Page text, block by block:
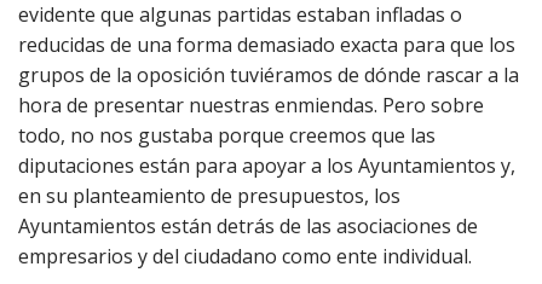
evidente que algunas partidas estaban infladas o
reducidas de una forma demasiado exacta para que los
grupos de la oposición tuviéramos de dónde rascar a la
hora de presentar nuestras enmiendas. Pero sobre
todo, no nos gustaba porque creemos que las
diputaciones están para apoyar a los Ayuntamientos y,
en su planteamiento de presupuestos, los
Ayuntamientos están detrás de las asociaciones de
empresarios y del ciudadano como ente individual.